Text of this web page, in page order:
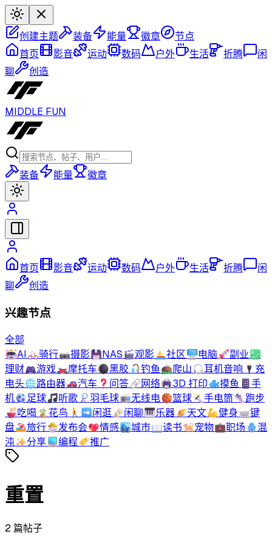
创建主题 装备 能量 徽章
节点
首页
影音 运动 数码 户外 生活 折腾
闲
聊
创造
MIDDLE FUN
装备 能量 徽章
首页 影音 运动 数码 户外 生活 折腾
闲
聊
创造
兴趣节点
全部
🤖AI🚲骑行📷摄影💾NAS🎬观影⛵社区🖥️电脑🚀副业💹
理财🎮游戏🏍️摩托车⚫黑胶 🎣钓鱼⛰️爬山🎧耳机音响 🔌 充
电头🌐路由器🚗汽车 ❓ 问答🔗网络🖨️3D 打印🐟摸鱼 📱手
机⚽足球🎵听歌 🏸羽毛球📻无线电🏀篮球🔦手电筒👟跑步
🍜吃喝 🪴 花鸟 🚶‍➡️闲逛🍻闲聊🎹乐器🪐天文💪健身⌨️键
盘🏖️旅行🐣发布会💖情感🏙️城市📖读书🐕宠物💼职场🪬混
沌✨分享💻编程🏷️推广
重置
2篇帖子